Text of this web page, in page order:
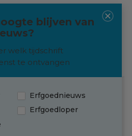
(2)
(1)
(2)
blijven van
welk tijdschrift
te ontvangen
Erfgoednieuws
Erfgoedloper